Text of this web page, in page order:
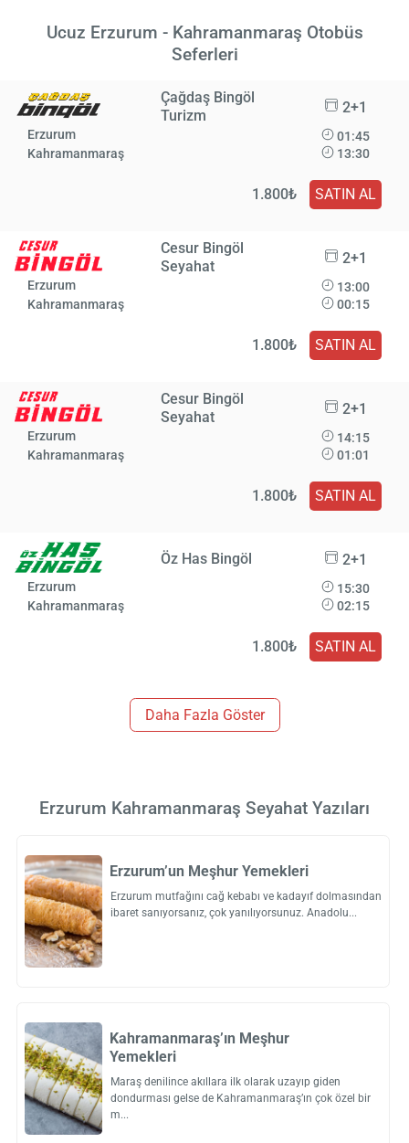
Ucuz Erzurum - Kahramanmaraş Otobüs
Seferleri
Çağdaş Bingöl
Turizm
2+1
Erzurum
Kahramanmaraş
01:45
13:30
1.800₺ SATIN AL
Cesur Bingöl
Seyahat
2+1
Erzurum
Kahramanmaraş
13:00
00:15
1.800₺ SATIN AL
Cesur Bingöl
Seyahat
2+1
Erzurum
Kahramanmaraş
14:15
01:01
1.800₺ SATIN AL
Öz Has Bingöl 2+1
Erzurum
Kahramanmaraş
15:30
02:15
1.800₺ SATIN AL
Daha Fazla Göster
Erzurum Kahramanmaraş Seyahat Yazıları
Erzurum’un Meşhur Yemekleri
Erzurum mutfağını cağ kebabı ve kadayıf dolmasından
ibaret sanıyorsanız, çok yanılıyorsunuz. Anadolu
Kahramanmaraş’ın Meşhur
Yemekleri
Maraş denilince akıllara ilk olarak uzayıp giden
dondurması gelse de Kahramanmaraş’ın çok özel bir
m